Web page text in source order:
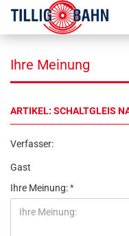
Ihre Meinung
ARTIKEL: SCHALTGLEIS
Verfasser:
Gast
Ihre Meinung: